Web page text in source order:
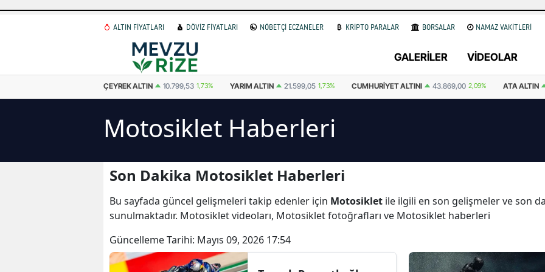
ALTIN FİYATLARI DÖVİZ FİYATLARI NÖBETÇİ ECZANELER KRİPTO PARALAR BORSALAR NAMAZ VAKİTLERİ
GALERİLER VİDEOLAR
YARIM ALTIN 21.599,05 1,73% CUMHURIYET ALTINI 43.869,00 2,09% ATA ALTIN 43.952,00 1,26% DOLAR
Motosiklet Haberleri
Son Dakika Motosiklet Haberleri
Bu sayfada güncel gelişmeleri takip edenler için Motosiklet ile ilgili en son gelişmeler ve son
sunulmaktadır. Motosiklet videoları, Motosiklet fotoğrafları ve Motosiklet haberleri
Güncelleme Tarihi: Mayıs 09, 2026 17:54